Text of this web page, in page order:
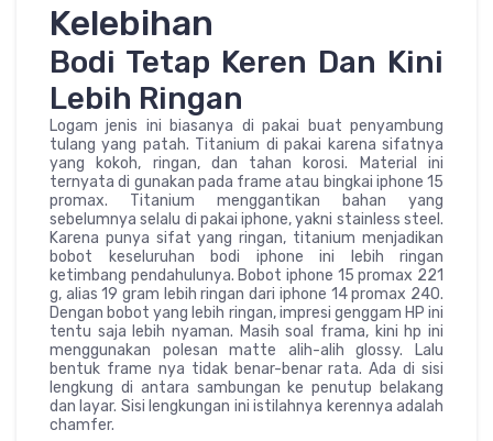
Kelebihan
Bodi Tetap Keren Dan Kini
Lebih Ringan
Logam jenis ini biasanya di pakai buat penyambung
tulang yang patah. Titanium di pakai karena sifatnya
yang kokoh, ringan, dan tahan korosi. Material ini
ternyata di gunakan pada frame atau bingkai iphone 15
promax. Titanium menggantikan bahan yang
sebelumnya selalu di pakai iphone, yakni stainless steel.
Karena punya sifat yang ringan, titanium menjadikan
bobot keseluruhan bodi iphone ini lebih ringan
ketimbang pendahulunya. Bobot iphone 15 promax 221
g, alias 19 gram lebih ringan dari iphone 14 promax 240.
Dengan bobot yang lebih ringan, impresi genggam HP ini
tentu saja lebih nyaman. Masih soal frama, kini hp ini
menggunakan polesan matte alih-alih glossy. Lalu
bentuk frame nya tidak benar-benar rata. Ada di sisi
lengkung di antara sambungan ke penutup belakang
dan layar. Sisi lengkungan ini istilahnya kerennya adalah
chamfer.